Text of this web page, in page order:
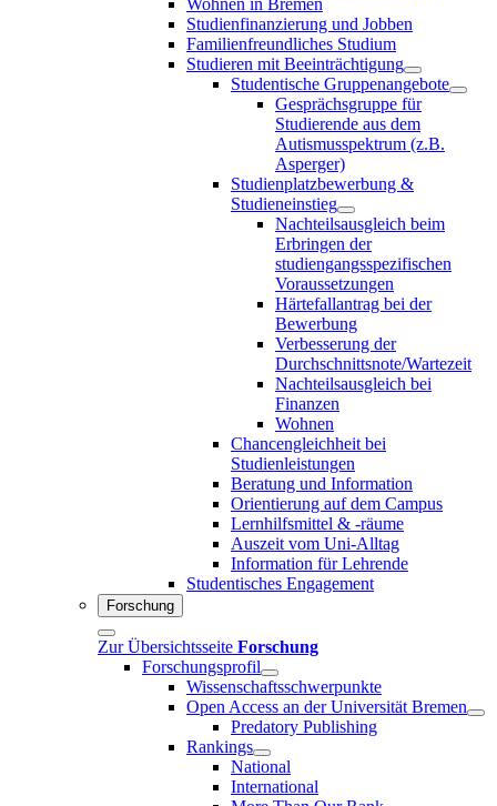
Studienfinanzierung und Jobben
Familienfreundliches Studium
Studieren mit Beeinträchtigung
Studentische Gruppenangebote
Gesprächsgruppe für
Studierende aus dem
Autismusspektrum (z.B.
Asperger)
Studienplatzbewerbung &
Studieneinstieg
Nachteilsausgleich beim
Erbringen der
studiengangsspezifischen
Voraussetzungen
Härtefallantrag bei der
Bewerbung
Verbesserung der
Durchschnittsnote/Wartezeit
Nachteilsausgleich bei
Finanzen
Wohnen
Chancengleichheit bei
Studienleistungen
Beratung und Information
Orientierung auf dem Campus
Lernhilfsmittel & -räume
Auszeit vom Uni-Alltag
Information für Lehrende
Studentisches Engagement
Forschung
Zur Übersichtsseite Forschung
Forschungsprofil
Wissenschaftsschwerpunkte
Open Access an der Universität Bremen
Predatory Publishing
Rankings
National
International